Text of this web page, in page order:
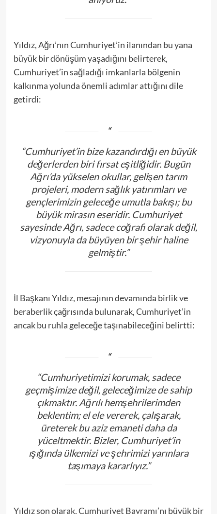
Yıldız, Ağrı’nın Cumhuriyet’in ilanından bu yana
büyük bir dönüşüm yaşadığını belirterek,
Cumhuriyet’in sağladığı imkanlarla bölgenin
kalkınma yolunda önemli adımlar attığını dile
getirdi:
“Cumhuriyet’in bize kazandırdığı en büyük
değerlerden biri fırsat eşitliğidir. Bugün
Ağrı’da yükselen okullar, gelişen tarım
projeleri, modern sağlık yatırımları ve
gençlerimizin geleceğe umutla bakışı; bu
büyük mirasın eseridir. Cumhuriyet
sayesinde Ağrı, sadece coğrafi olarak değil,
vizyonuyla da büyüyen bir şehir haline
gelmiştir.”
İl Başkanı Yıldız, mesajının devamında birlik ve
beraberlik çağrısında bulunarak, Cumhuriyet’in
ancak bu ruhla geleceğe taşınabileceğini belirtti:
“Cumhuriyetimizi korumak, sadece
geçmişimize değil, geleceğimize de sahip
çıkmaktır. Ağrılı hemşehrilerimden
beklentim; el ele vererek, çalışarak,
üreterek bu aziz emaneti daha da
yüceltmektir. Bizler, Cumhuriyet’in
ışığında ülkemizi ve şehrimizi yarınlara
taşımaya kararlıyız.”
Yıldız son olarak, Cumhuriyet Bayramı’nı büyük bir